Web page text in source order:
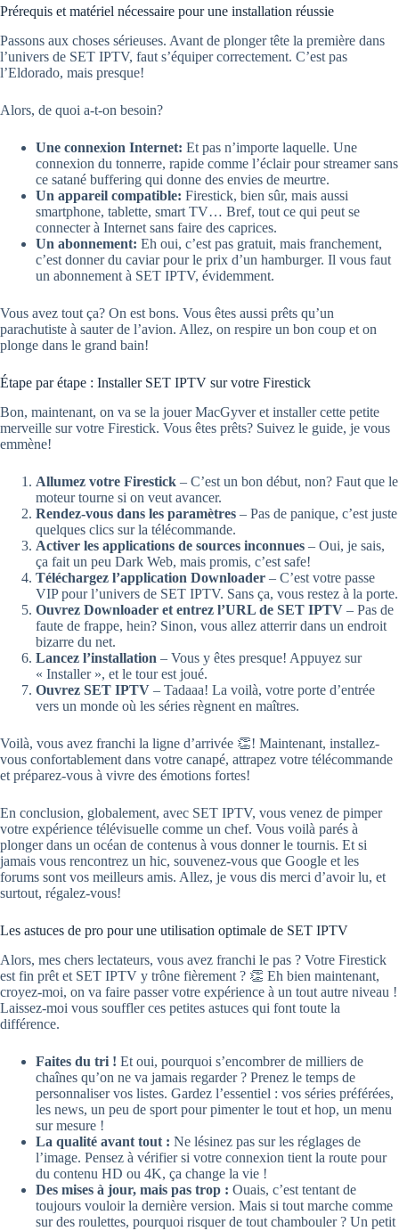
Prérequis et matériel nécessaire pour une installation réussie
Passons aux choses sérieuses. Avant de plonger tête la première dans
l’univers de SET IPTV, faut s’équiper correctement. C’est pas
l’Eldorado, mais presque!
Alors, de quoi a-t-on besoin?
Une connexion Internet: Et pas n’importe laquelle. Une
connexion du tonnerre, rapide comme l’éclair pour streamer sans
ce satané buffering qui donne des envies de meurtre.
Un appareil compatible: Firestick, bien sûr, mais aussi
smartphone, tablette, smart TV… Bref, tout ce qui peut se
connecter à Internet sans faire des caprices.
Un abonnement: Eh oui, c’est pas gratuit, mais franchement,
c’est donner du caviar pour le prix d’un hamburger. Il vous faut
un abonnement à SET IPTV, évidemment.
Vous avez tout ça? On est bons. Vous êtes aussi prêts qu’un
parachutiste à sauter de l’avion. Allez, on respire un bon coup et on
plonge dans le grand bain!
Étape par étape : Installer SET IPTV sur votre Firestick
Bon, maintenant, on va se la jouer MacGyver et installer cette petite
merveille sur votre Firestick. Vous êtes prêts? Suivez le guide, je vous
emmène!
Allumez votre Firestick – C’est un bon début, non? Faut que le
moteur tourne si on veut avancer.
Rendez-vous dans les paramètres – Pas de panique, c’est juste
quelques clics sur la télécommande.
Activer les applications de sources inconnues – Oui, je sais,
ça fait un peu Dark Web, mais promis, c’est safe!
Téléchargez l’application Downloader – C’est votre passe
VIP pour l’univers de SET IPTV. Sans ça, vous restez à la porte.
Ouvrez Downloader et entrez l’URL de SET IPTV – Pas de
faute de frappe, hein? Sinon, vous allez atterrir dans un endroit
bizarre du net.
Lancez l’installation – Vous y êtes presque! Appuyez sur
« Installer », et le tour est joué.
Ouvrez SET IPTV – Tadaaa! La voilà, votre porte d’entrée
vers un monde où les séries règnent en maîtres.
Voilà, vous avez franchi la ligne d’arrivée 👏! Maintenant, installez-
vous confortablement dans votre canapé, attrapez votre télécommande
et préparez-vous à vivre des émotions fortes!
En conclusion, globalement, avec SET IPTV, vous venez de pimper
votre expérience télévisuelle comme un chef. Vous voilà parés à
plonger dans un océan de contenus à vous donner le tournis. Et si
jamais vous rencontrez un hic, souvenez-vous que Google et les
forums sont vos meilleurs amis. Allez, je vous dis merci d’avoir lu, et
surtout, régalez-vous!
Les astuces de pro pour une utilisation optimale de SET IPTV
Alors, mes chers lectateurs, vous avez franchi le pas ? Votre Firestick
est fin prêt et SET IPTV y trône fièrement ? 👏 Eh bien maintenant,
croyez-moi, on va faire passer votre expérience à un tout autre niveau !
Laissez-moi vous souffler ces petites astuces qui font toute la
différence.
Faites du tri ! Et oui, pourquoi s’encombrer de milliers de
chaînes qu’on ne va jamais regarder ? Prenez le temps de
personnaliser vos listes. Gardez l’essentiel : vos séries préférées,
les news, un peu de sport pour pimenter le tout et hop, un menu
sur mesure !
La qualité avant tout : Ne lésinez pas sur les réglages de
l’image. Pensez à vérifier si votre connexion tient la route pour
du contenu HD ou 4K, ça change la vie !
Des mises à jour, mais pas trop : Ouais, c’est tentant de
toujours vouloir la dernière version. Mais si tout marche comme
sur des roulettes, pourquoi risquer de tout chambouler ? Un petit